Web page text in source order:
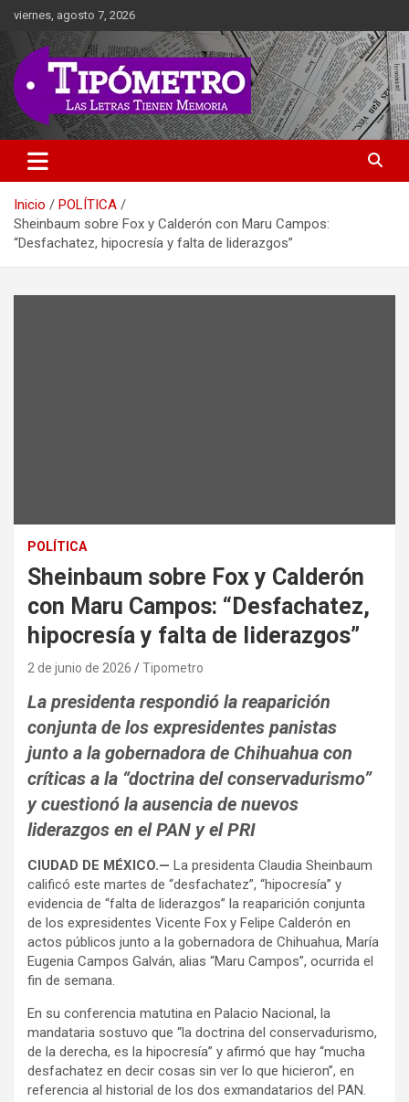
Saltar
contenido
viernes, agosto 7, 2026
Tipometro
Las Letras Tienen Memoria
Inicio
POLÍTICA
Sheinbaum sobre Fox y Calderón con Maru Campos:
“Desfachatez, hipocresía y falta de liderazgos”
POLÍTICA
Sheinbaum sobre Fox y Calderón
con Maru Campos: “Desfachatez,
hipocresía y falta de liderazgos”
2 de junio de 2026 Tipometro
La presidenta respondió la reaparición
conjunta de los expresidentes panistas
junto a la gobernadora de Chihuahua con
críticas a la “doctrina del conservadurismo”
y cuestionó la ausencia de nuevos
liderazgos en el PAN y el PRI
CIUDAD DE MÉXICO.— La presidenta Claudia Sheinbaum
calificó este martes de “desfachatez”, “hipocresía” y
evidencia de “falta de liderazgos” la reaparición conjunta
de los expresidentes Vicente Fox y Felipe Calderón en
actos públicos junto a la gobernadora de Chihuahua, María
Eugenia Campos Galván, alias “Maru Campos”, ocurrida el
fin de semana.
En su conferencia matutina en Palacio Nacional, la
mandataria sostuvo que “la doctrina del conservadurismo,
de la derecha, es la hipocresía” y afirmó que hay “mucha
desfachatez en decir cosas sin ver lo que hicieron”, en
referencia al historial de los dos exmandatarios del PAN.